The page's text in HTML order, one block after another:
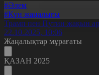
#Әлем
#Күн жаңалығы
Трамп пен Путин жақын
22.10.2025, 10:06
Жаңалықтар мұрағаты
ҚАЗАН 2025